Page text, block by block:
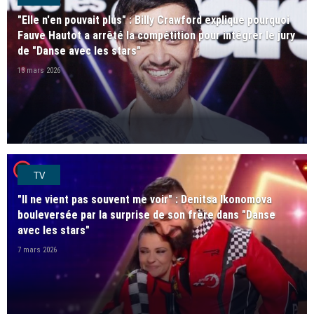
"Elle n'en pouvait plus" : Billy Crawford explique pourquoi
Fauve Hautot a arrêté la compétition pour intégrer le jury
de "Danse avec les stars"
13 mars 2026
player2TV
"Il ne vient pas souvent me voir" : Denitsa Ikonomova
bouleversée par la surprise de son frère dans "Danse
avec les stars"
7 mars 2026